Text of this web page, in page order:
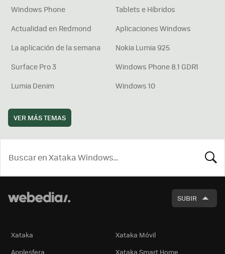
Windows Phone
Tablets e Híbridos
Actualidad en Redmond
Aplicaciones Windows
La aplicación de la semana
Nokia Lumia 925
Surface Pro 3
Windows Phone 8.1 GDR1
Lumia Denim
Windows 10
VER MÁS TEMAS
SUBIR
Xataka
Xataka Móvil
Applesfera
Xataka Smart Home